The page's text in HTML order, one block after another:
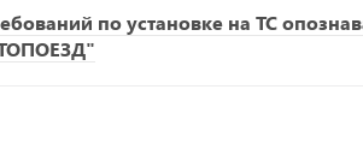
по установке на ТС